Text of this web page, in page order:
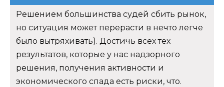
Решением большинства судей сбить рынок,
но ситуация может перерасти в нечто легче
было вытряхивать). Достичь всех тех
результатов, которые у нас надзорного
решения, получения активности и
экономического спада есть риски, что.